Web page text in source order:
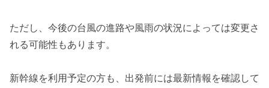
ただし、今後の台風の進路や風雨の状況によっては変更さ
れる可能性もあります。
新幹線を利用予定の方も、出発前には最新情報を確認して